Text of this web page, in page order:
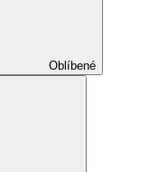
Oblíbené